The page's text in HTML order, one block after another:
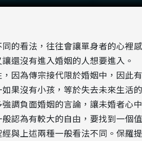
的看法，往往會讓單身者的心
還沒有進入婚姻的人想要進入。
因為傳宗接代限於婚姻中，因此
果沒有小孩，等於失去未來生活
調負面婚姻的言論，讓未婚者心
認為有較大的自由，要找到一個
與上述兩種一般看法不同。保羅